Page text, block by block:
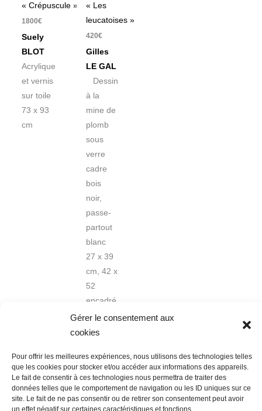
Gérer le consentement aux
cookies
Pour offrir les meilleures expériences, nous utilisons des technologies telles
que les cookies pour stocker et/ou accéder aux informations des appareils.
Le fait de consentir à ces technologies nous permettra de traiter des
données telles que le comportement de navigation ou les ID uniques sur ce
site. Le fait de ne pas consentir ou de retirer son consentement peut avoir
un effet négatif sur certaines caractéristiques et fonctions.
« Crépuscule »
1800€
Suely
BLOT
Acrylique
et vernis
sur toile
73 x 93
cm
« Les
leucatoises »
420€
Gilles
LE GAL
Dessin
à la
mine de
plomb
sous
verre
cadre
bois
noir,
passe-
partout
blanc
27 x 39
cm, 42 x
52
encadré
Nous contacter
Conditions Générales de Ventes
Politique de confidentialité
Mentions légales